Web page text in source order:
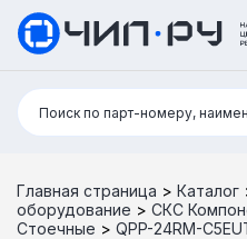
Поиск:
Поиск по парт-номеру,
Главная страница > Каталог
оборудование > СКС
Стоечные > QPP-24RM-